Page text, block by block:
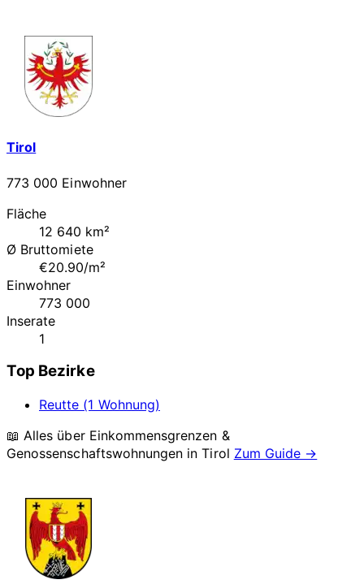
Tirol
773 000 Einwohner
Fläche
12 640 km²
Ø Bruttomiete
€20.90/m²
Einwohner
773 000
Inserate
1
Top Bezirke
Reutte (1 Wohnung)
📖 Alles über Einkommensgrenzen &
Genossenschaftswohnungen inTirol Zum Guide →